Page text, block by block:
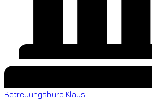
Betreuungsbüro Klaus